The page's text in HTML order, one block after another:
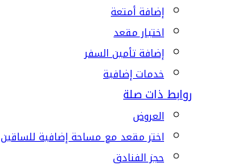
إضافة أمتعة
اختيار مقعد
إضافة تأمين السفر
خدمات إضافية
روابط ذات صلة
العروض
اختر مقعد مع مساحة إضافية للساقين
حجز الفنادق